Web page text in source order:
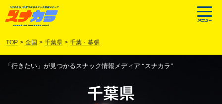
TOP > 全国 > 千葉県 > 千葉・幕張
「行きたい」が見つかるスナック情報メディア “スナカラ”
千葉県